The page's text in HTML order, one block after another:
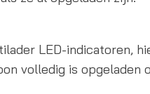
LED-indicatoren,
volledig is opgeladen